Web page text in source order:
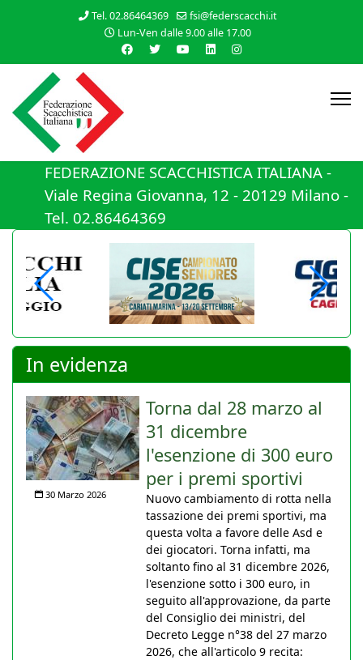
Tel. 02.86464369
fsi@federscacchi.it
Lun-Ven dalle 9.00 alle 17.00
FEDERAZIONE SCACCHISTICA ITALIANA -
Viale Regina Giovanna, 12 - 20129 Milano -
Tel. 02.86464369
In evidenza
30 Marzo 2026
Torna dal 28 marzo al
31 dicembre
l'esenzione di 300 euro
per i premi sportivi
Nuovo cambiamento di rotta nella
tassazione dei premi sportivi, ma
questa volta a favore delle Asd e
dei giocatori. Torna infatti, ma
soltanto fino al 31 dicembre 2026,
l'esenzione sotto i 300 euro, in
seguito all'approvazione, da parte
del Consiglio dei ministri, del
Decreto Legge n°38 del 27 marzo
2026, che all'articolo 9 recita: